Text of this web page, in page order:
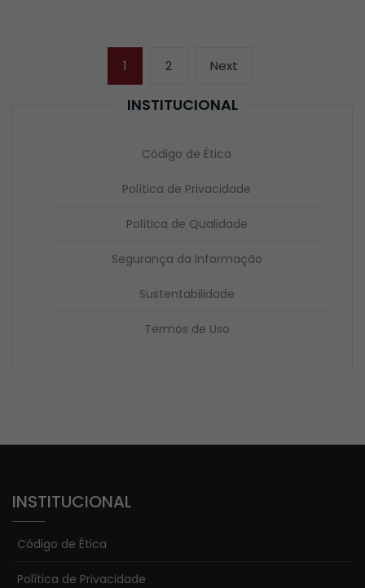
Page
1 Page
2 Next
INSTITUCIONAL
Código de Ética
Política de Privacidade
Política de Qualidade
Segurança da Informação
Sustentabilidade
Termos de Uso
INSTITUCIONAL
Código de Ética
Política de Privacidade